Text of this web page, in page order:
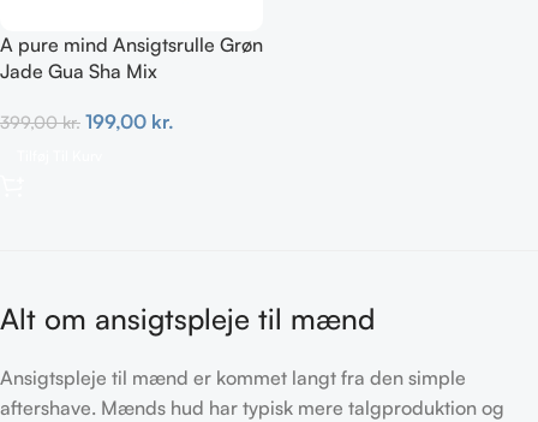
A pure mind Ansigtsrulle Grøn
Jade Gua Sha Mix
399,00kr. 199,00 kr.
Alt om ansigtspleje til mænd
Ansigtspleje til mænd er kommet langt fra den simple
aftershave. Mænds hud har typisk mere talgproduktion og